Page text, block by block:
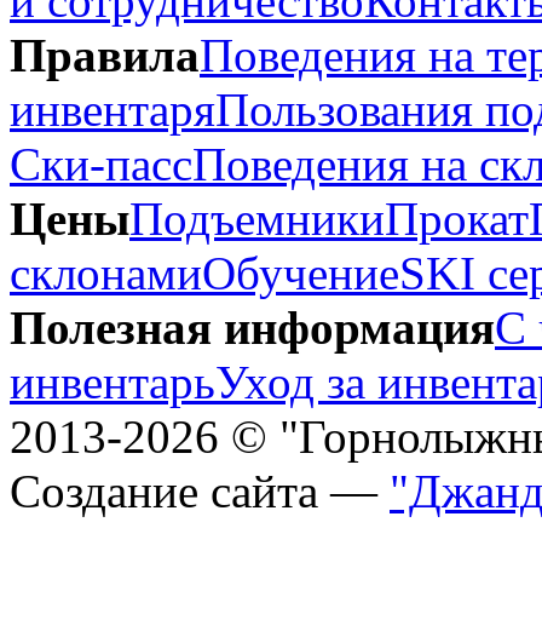
ПравилаПоведения на
инвентаряПользования
Ски-пассПоведения на
ЦеныПодъемникиПрокат
склонамиОбучениеSKI
Полезная информацияС
инвентарьУход за
2013-2026 ©
Создание сайта —